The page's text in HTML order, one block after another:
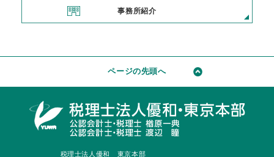
事務所紹介
ページの先頭へ
税理士法人優和 東京本部